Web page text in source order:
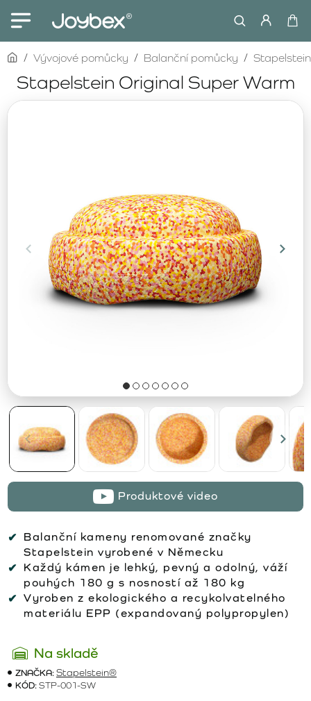
Stapelstein Original Super Warm
homeVývojové pomůcky Balanční pomůcky Stapelstein
Produktové video
Balanční kameny renomované značky
Stapelstein vyrobené v Německu
Každý kámen je lehký, pevný a odolný, váží
pouhých 180 g s nosností až 180 kg
Vyroben z ekologického a recykolvatelného
materiálu EPP (expandovaný polypropylen)
Na skladě
ZNAČKA:Stapelstein®
KÓD:STP-001-SW